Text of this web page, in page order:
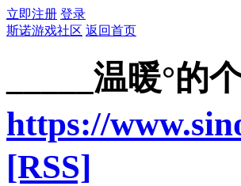
立即注册 登录
斯诺游戏社区 返回首页
_____温暖°的
https://
[RSS]